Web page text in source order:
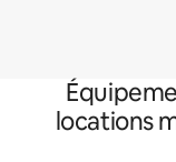
locations